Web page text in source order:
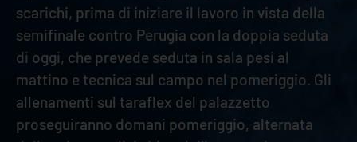
scarichi, prima di iniziare il lavoro in vista della
semifinale contro Perugia con la doppia seduta
di oggi, che prevede seduta in sala pesi al
mattino e tecnica sul campo nel pomeriggio. Gli
allenamenti sul taraflex del palazzetto
proseguiranno domani pomeriggio, alternata